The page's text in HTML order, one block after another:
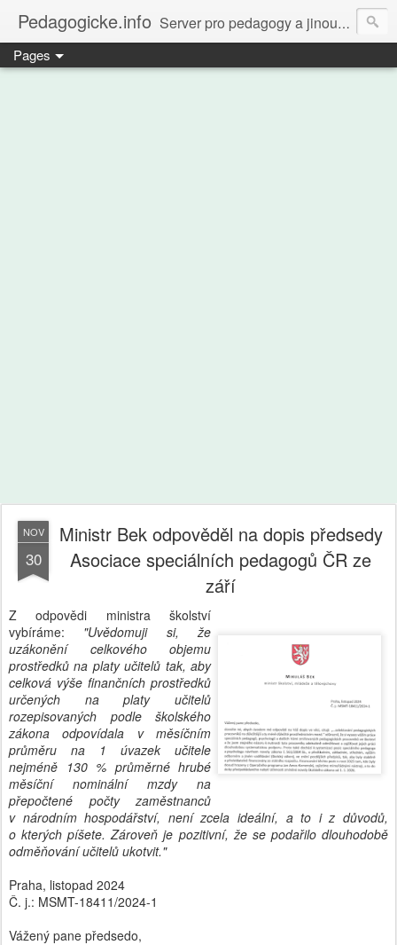
Pedagogicke.info Server pro pedagogy a jinou zvířenu
Pages
NOV
30
Ministr Bek odpověděl na dopis předsedy
Asociace speciálních pedagogů ČR ze
září
Z odpovědi ministra školství
vybíráme: "Uvědomuji si, že
uzákonění celkového objemu
prostředků na platy učitelů tak, aby
celková výše finančních prostředků
určených na platy učitelů
rozepisovaných podle školského
zákona odpovídala v měsíčním
průměru na 1 úvazek učitele
nejméně 130 % průměrné hrubé
měsíční nominální mzdy na
přepočtené počty zaměstnanců
v národním hospodářství, není zcela ideální, a to i z důvodů,
o kterých píšete. Zároveň je pozitivní, že se podařilo dlouhodobě
odměňování učitelů ukotvit."
Praha, listopad 2024
Č. j.: MSMT-18411/2024-1
Vážený pane předsedo,